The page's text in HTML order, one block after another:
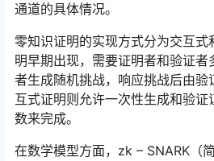
通道的具体情况。
零知识证明的实现方式分为交互式
明早期出现，需要证明者和验证者
者生成随机挑战，响应挑战后由验
互式证明则允许一次性生成和验
数来完成。
在数学模型方面，zk – SNARK（